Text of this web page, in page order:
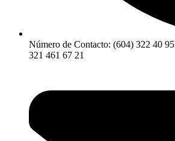
Número de Contacto: (604) 322 40 95
321 461 67 21